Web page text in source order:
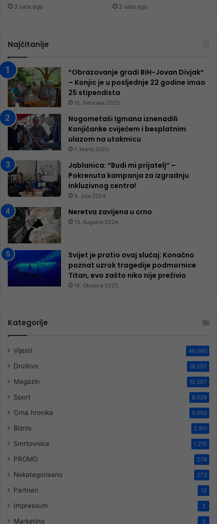
3 sata ago 3 sata ago
Najčitanije
“Obrazovanje gradi BiH-Jovan Divjak“
– Konjic je u posljednje 22 godine imao
25 ​​stipendista
15. Februara 2023.
Nogometaši Igmana iznenadili
Konjičanke cvijećem i besplatnim
ulazom na utakmicu
7. Marta 2025.
Jablanica: “Budi mi prijatelj” –
Pokrenuta kampanja za izgradnju
inkluzivnog centra!
9. Jula 2024.
Neretva zavijena u crno
13. Augusta 2024.
Svijet je pratio ovaj slučaj: Konačno
poznat uzrok tragedije podmornice
Titan, evo zašto niko nije preživio
16. Oktobra 2025.
Kategorije
Vijesti 46.060
Društvo 18.557
Magazin 12.567
Sport 8.529
Crna hronika 5.050
Biznis 2.911
Smrtovnice 1.215
PROMO 278
Nekategorisano 273
Partneri 13
Impressum 2
Marketing 2